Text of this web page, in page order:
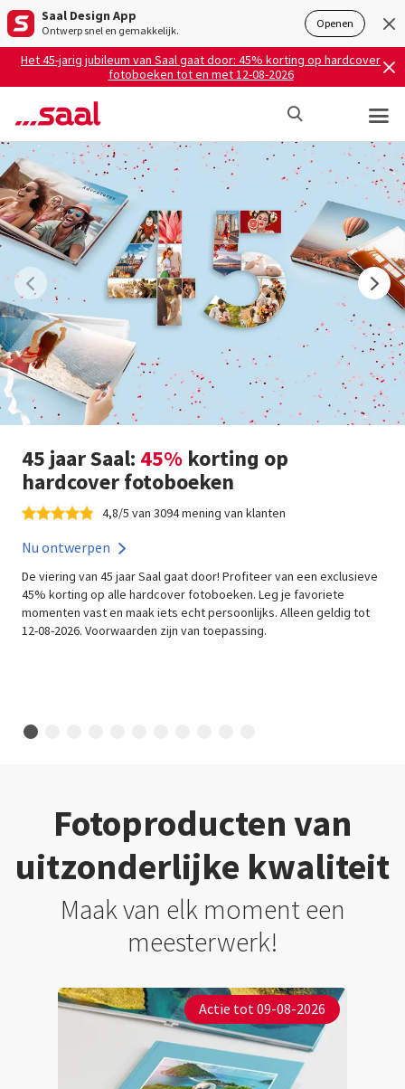
Saal Design App
Ontwerp snel en gemakkelijk. Openen
Het 45-jarig jubileum van Saal gaat door: 45% korting op hardcover
fotoboeken tot en met 12-08-2026
45 jaar Saal: 45% korting op
hardcover fotoboeken
Nu ontwerpen
De viering van 45 jaar Saal gaat door! Profiteer van een exclusieve
45% korting op alle hardcover fotoboeken. Leg je favoriete
momenten vast en maak iets echt persoonlijks. Alleen geldig tot
12-08-2026. Voorwaarden zijn van toepassing.
4,8/5 van 3094 mening van klanten
Fotoproducten van
uitzonderlijke kwaliteit
Maak van elk moment een
meesterwerk!
Actie tot 09-08-2026